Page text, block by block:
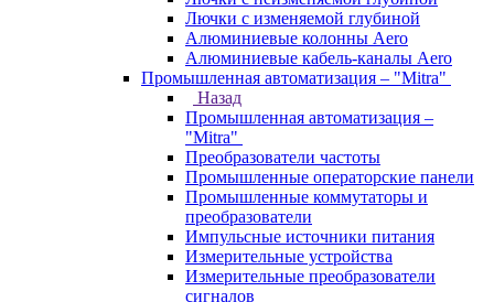
Лючки с изменяемой глубиной
Алюминиевые колонны Aero
Алюминиевые кабель-каналы Aero
Промышленная автоматизация – "Mitra"
Назад
Промышленная автоматизация –
"Mitra"
Преобразователи частоты
Промышленные операторские панели
Промышленные коммутаторы и
преобразователи
Импульсные источники питания
Измерительные устройства
Измерительные преобразователи
сигналов